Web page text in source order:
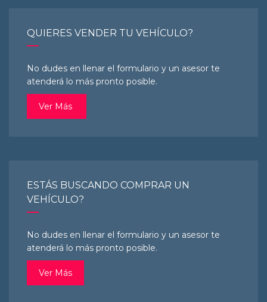
QUIERES VENDER TU VEHÍCULO?
No dudes en llenar el formulario y un asesor te
atenderá lo más pronto posible.
Ver Más
ESTÁS BUSCANDO COMPRAR UN
VEHÍCULO?
No dudes en llenar el formulario y un asesor te
atenderá lo más pronto posible.
Ver Más